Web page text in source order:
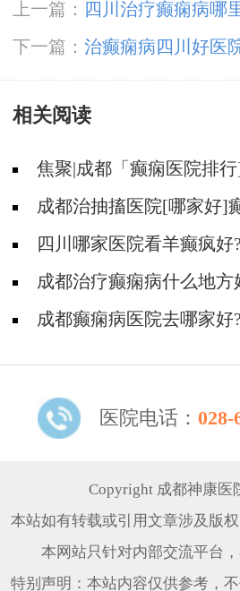
上一篇：
四川治疗癫痫病哪
哺乳期怎么用药?
下一篇： 治癫痫病四川好医
因素
相关阅读
焦聚|成都「癫痫医院排
意什么?
成都治抽搐医院[哪家好]
传概率？
四川哪家医院看羊癫疯
治疗方法?
成都治疗癫痫病什么地方
治疗的效果好?
成都癫痫病医院去哪家好
医院电话： 028-
Copyright 成都神康医
本站如有转载或引用文章涉及版
本网站只针对内部交流平台，
特别声明：本站内容仅供参考，不